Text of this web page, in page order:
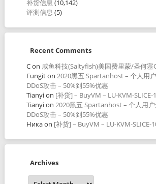
补货信息 (10,142)
评测信息 (5)
Recent Comments
Con 咸鱼科技(Saltyfish)美国费里蒙/圣何塞
Fungiton 2020黑五 Spartanhost – 个人用
DDoS攻击 – 50%到55%优惠
Tianyion [补货] – BuyVM – LU-KVM-SLICE-
Tianyion 2020黑五 Spartanhost – 个人用
DDoS攻击 – 50%到55%优惠
Никаon [补货] – BuyVM – LU-KVM-SLICE-
Archives
Archives